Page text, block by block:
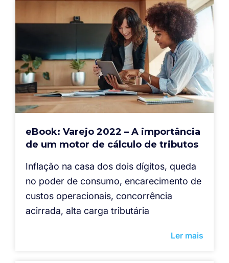
eBook: Varejo 2022 – A importância
de um motor de cálculo de tributos
Inflação na casa dos dois dígitos, queda
no poder de consumo, encarecimento de
custos operacionais, concorrência
acirrada, alta carga tributária
Ler mais